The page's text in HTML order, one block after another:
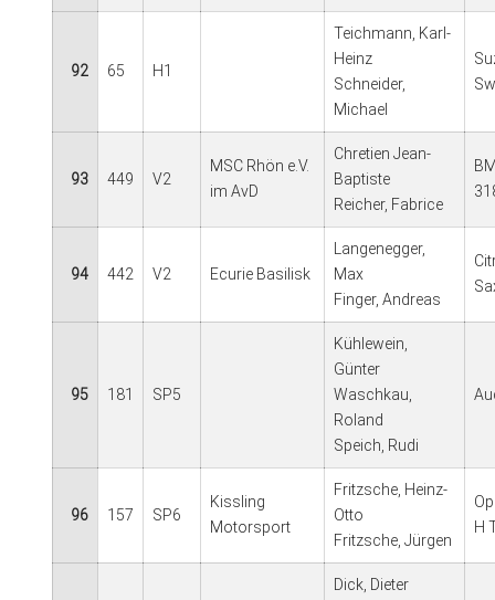
92 65 H1
Teichmann, Karl-
Heinz
Schneider,
Michael
93 449 V2
MSC Rhön e.V.
im AvD
Chretien Jean-
Baptiste
Reicher, Fabrice
94 442 V2 Ecurie Basilisk
Langenegger,
Max
Finger, Andreas
95 181 SP5
Kühlewein,
Günter
Waschkau,
Roland
Speich, Rudi
96 157 SP6
Kissling
Motorsport
Fritzsche, Heinz-
Otto
Fritzsche, Jürgen
H
Dick, Dieter